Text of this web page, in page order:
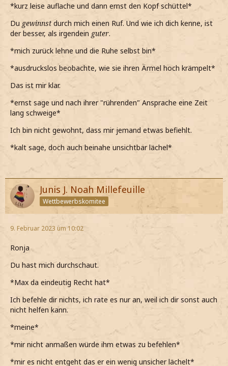
*kurz leise auflache und dann ernst den Kopf schüttel*
Du gewinnst durch mich einen Ruf. Und wie ich dich kenne, ist
der besser, als irgendein guter.
*mich zurück lehne und die Ruhe selbst bin*
*ausdruckslos beobachte, wie sie ihren Ärmel hoch krämpelt*
Das ist mir klar.
*ernst sage und nach ihrer "rührenden" Ansprache eine Zeit
lang schweige*
Ich bin nicht gewohnt, dass mir jemand etwas befiehlt.
*kalt sage, doch auch beinahe unsichtbar lächel*
Junis J. Noah Millefeuille
Wettbewerbskomitee
9. Februar 2023 um 10:02
Ronja
Du hast mich durchschaut.
*Max da eindeutig Recht hat*
Ich befehle dir nichts, ich rate es nur an, weil ich dir sonst auch
nicht helfen kann.
*meine*
*mir nicht anmaßen würde ihm etwas zu befehlen*
*mir es nicht entgeht das er ein wenig unsicher lächelt*